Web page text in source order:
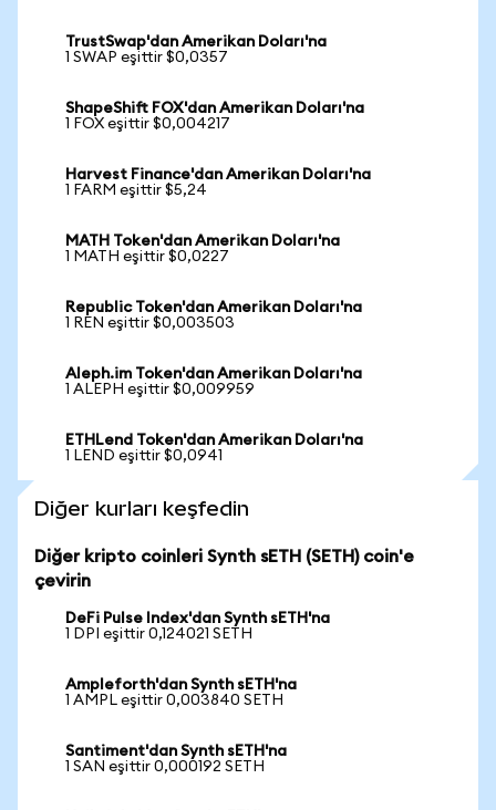
TrustSwap'dan Amerikan Doları'na
1 SWAP eşittir $0,0357
ShapeShift FOX'dan Amerikan Doları'na
1 FOX eşittir $0,004217
Harvest Finance'dan Amerikan Doları'na
1 FARM eşittir $5,24
MATH Token'dan Amerikan Doları'na
1 MATH eşittir $0,0227
Republic Token'dan Amerikan Doları'na
1 REN eşittir $0,003503
Aleph.im Token'dan Amerikan Doları'na
1 ALEPH eşittir $0,009959
ETHLend Token'dan Amerikan Doları'na
1 LEND eşittir $0,0941
Diğer kurları keşfedin
Diğer kripto coinleri Synth sETH (SETH) coin'e
çevirin
DeFi Pulse Index'dan Synth sETH'na
1 DPI eşittir 0,124021 SETH
Ampleforth'dan Synth sETH'na
1 AMPL eşittir 0,003840 SETH
Santiment'dan Synth sETH'na
1 SAN eşittir 0,000192 SETH